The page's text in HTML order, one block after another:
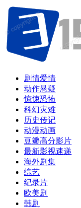
剧情爱情
动作悬疑
惊悚恐怖
科幻灾难
历史传记
动漫动画
豆瓣高分影片
最新影视速递
海外剧集
综艺
纪录片
欧美剧
韩剧